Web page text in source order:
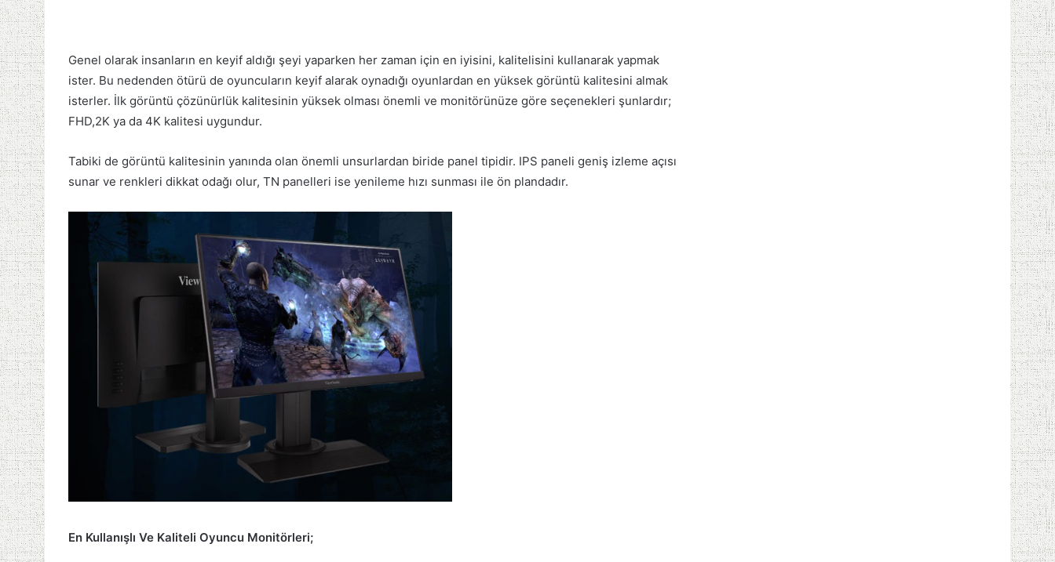
Genel olarak insanların en keyif aldığı şeyi yaparken her zaman için en iyisini, kalitelisini kullanarak yapmak
ister. Bu nedenden ötürü de oyuncuların keyif alarak oynadığı oyunlardan en yüksek görüntü kalitesini almak
isterler. İlk görüntü çözünürlük kalitesinin yüksek olması önemli ve monitörünüze göre seçenekleri şunlardır;
FHD,2K ya da 4K kalitesi uygundur.
Tabiki de görüntü kalitesinin yanında olan önemli unsurlardan biride panel tipidir. IPS paneli geniş izleme açısı
sunar ve renkleri dikkat odağı olur, TN panelleri ise yenileme hızı sunması ile ön plandadır.
En Kullanışlı Ve Kaliteli Oyuncu Monitörleri;